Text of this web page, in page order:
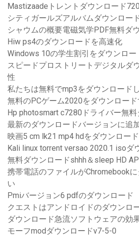
Mastizaadeトレントダウンロード
シティガールズアルバムダウンロー
シャウムの概要電磁気学PDF無料ダ
Hiw ps4のダウンロードを高速化
Windows 10の学生割引をダウンロー
スピードプロストリートデジタルダ
性
私たちは無料でmp3をダウンロード
無料のPCゲーム2020をダウンロー
Hp photosmart c7280ドライバー無
最新のダウンロードバージョンに追
映画5 cm lk21 mp4 hdをダウンロード
Kali linux torrent versao 2020.1 isoダ
無料ダウンロードshhh＆sleep HD
携帯電話のファイルがChromebook
い
Pmiバージョン6 pdfのダウンロード
クエストはアンドロイドのダウンロ
ダウンロード急流ソフトウェアの効
モーフmodダウンロードv7-5-0